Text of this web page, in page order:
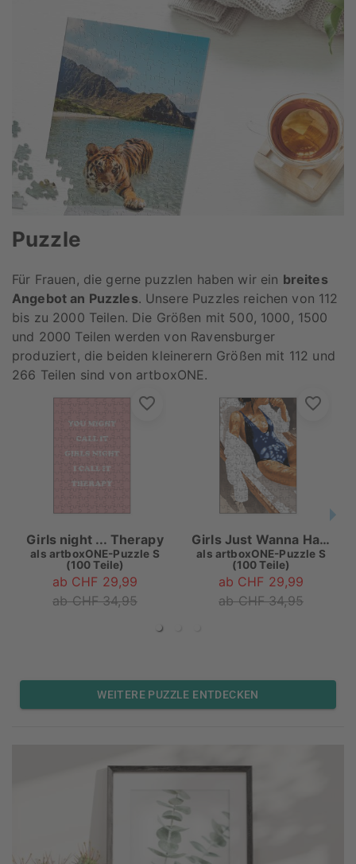
Puzzle
Für Frauen, die gerne puzzlen haben wir ein breites
Angebot an Puzzles. Unsere Puzzles reichen von 112
bis zu 2000 Teilen. Die Größen mit 500, 1000, 1500
und 2000 Teilen werden von Ravensburger
produziert, die beiden kleinerern Größen mit 112 und
266 Teilen sind von artboxONE.
Girls night ... Therapy
als artboxONE-Puzzle S
(100 Teile)
ab CHF 29,99
ab CHF 34,95
Girls Just Wanna Have Sun Painting
als artboxONE-Puzzle S
(100 Teile)
ab CHF 29,99
ab CHF 34,95
WEITERE PUZZLE ENTDECKEN